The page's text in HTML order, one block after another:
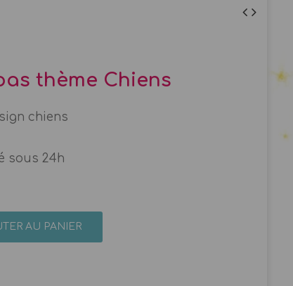
thème Chiens
chiens
sous 24h
AU PANIER